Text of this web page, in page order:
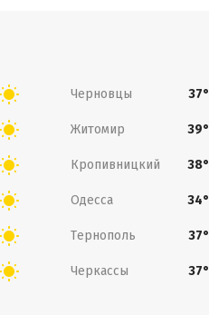
Черновцы 37°
Житомир 39°
Кропивницкий 38°
Одесса 34°
Тернополь 37°
Черкассы 37°